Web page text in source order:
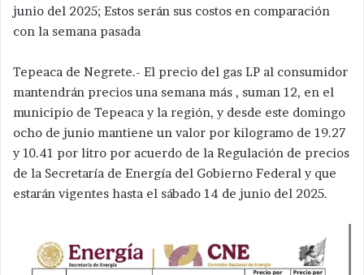
junio del 2025; Estos serán sus costos en comparación
con la semana pasada
Tepeaca de Negrete.- El precio del gas LP al consumidor
mantendrán precios una semana más , suman 12, en el
municipio de Tepeaca y la región, y desde este domingo
ocho de junio mantiene un valor por kilogramo de 19.27
y 10.41 por litro por acuerdo de la Regulación de precios
de la Secretaría de Energía del Gobierno Federal y que
estarán vigentes hasta el sábado 14 de junio del 2025.